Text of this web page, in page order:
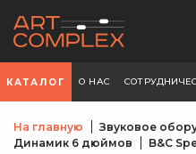
КАТАЛОГ О НАС
На главную Звуковое
Динамик 6 дюймов
B&C